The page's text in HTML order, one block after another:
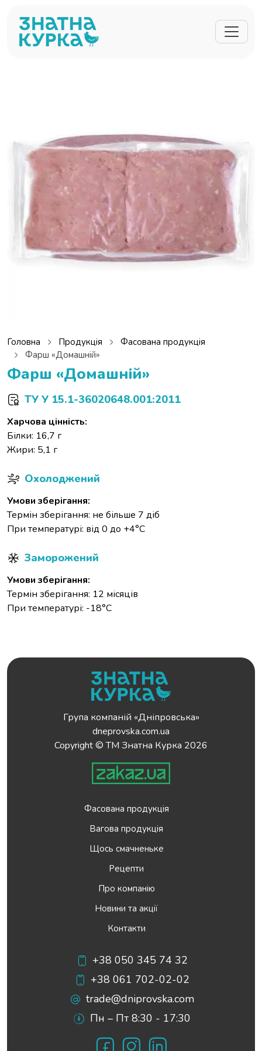
Головна Продукція
Фасована продукція
Фарш «Домашній»
Фарш «Домашній»
ТУ У 15.1-36020648.001:2011
Харчова цінність:
Білки: 16,7 г
Жири: 5,1 г
Охолоджений
Умови зберігання:
Термін зберігання: не більше 7 діб
При температурі: від 0 до +4°С
Заморожений
Умови зберігання:
Термін зберігання: 12 місяців
При температурі: -18°С
Група компаній «Дніпровська»
dneprovska.com.ua
Copyright © ТМ Знатна Курка 2026
Фасована продукція
Вагова продукція
Щось смачненьке
Рецепти
Про компанію
Новини та акції
Контакти
+38 050 345 74 32
+38 061 702-02-02
trade@dniprovska.com
Пн – Пт 8:30 - 17:30